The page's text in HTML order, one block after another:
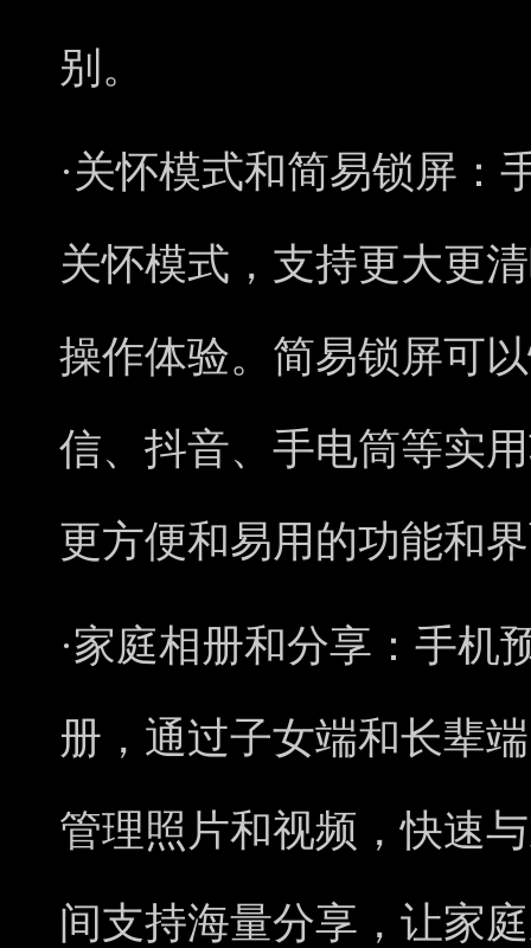
别。
·关怀模式和简易锁屏：
关怀模式，支持更大更
操作体验。简易锁屏可
信、抖音、手电筒等实
更方便和易用的功能和
·家庭相册和分享： 手机
册，通过子女端和长辈
管理照片和视频，快速
间支持海量分享，让家